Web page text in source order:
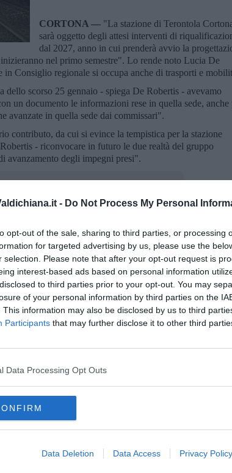
- Do Not Process My Personal
opt-out of the sale, sharing to third parties, or processing
for targeted advertising by us, please use the
selection. Please note that after your opt-out request is
interest-based ads based on personal information
to third parties prior to your opt-out. You may
of your personal information by third parties on the
This information may also be disclosed by us to third
Participants that may further disclose it to other third
Data Processing Opt Outs
Data Deletion Data Access Privacy Policy
CORTONA — "La stazione di Terontola
sarà oggetto degli attesi interventi di
dal 2027, anno in cui prenderà avvio la
nel primo semestre". Lo rende noto Lucia De
in Consiglio regionale si occupa anche di trasporti e
scorso 25 gennaio - spiega De Robertis - avevamo
un documento le informazioni rese in quella sede, anche
avanzate in quella sede dai commissari".
contributo, da cui si evince la tempistica per la stazione
- riconvocare in futuro le due realtà del gruppo
avanzamento degli impegni presi".
iscriviti allaNewsletter QUInews - ToscanaMedia.
nella tua casella di posta.
italiana trenitalia ferrovie dello stato
Le notizie di oggi